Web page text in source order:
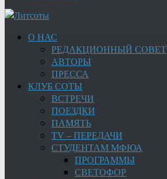
О НАС
РЕДАКЦИОННЫЙ СОВЕТ
АВТОРЫ
ПРЕССА
КЛУБ СОТЫ
ВСТРЕЧИ
ПОЕЗДКИ
ПАМЯТЬ
TV – ПЕРЕДАЧИ
СТУДЕНТАМ МФЮА
ПРОГРАММЫ
СВЕТОФОР